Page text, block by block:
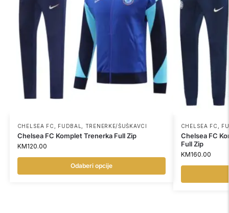
CHELSEA FC FUDBAL TRENERKE/ŠUŠKAVCI
Chelsea FC Komplet Trenerka Full Zip
KM120.00
Odaberi opcije
CHELSEA FC
Chelsea FC
Full Zip
KM160.00